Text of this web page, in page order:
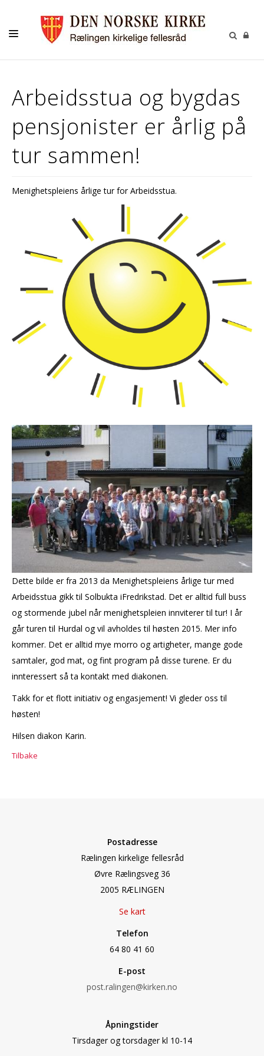
KALENDER
BARNEHAGEN
FELLESRÅDET
MENIGHETSRÅDET
UTLEIE
Arbeidsstua og bygdas
pensjonister er årlig på
tur sammen!
Menighetspleiens årlige tur for Arbeidsstua.
Dette bilde er fra 2013 da Menighetspleiens årlige tur med
Arbeidsstua gikk til Solbukta iFredrikstad. Det er alltid full buss
og stormende jubel når menighetspleien innviterer til tur! I år
går turen til Hurdal og vil avholdes til høsten 2015. Mer info
kommer. Det er alltid mye morro og artigheter, mange gode
samtaler, god mat, og fint program på disse turene. Er du
innteressert så ta kontakt med diakonen.
Takk for et flott initiativ og engasjement! Vi gleder oss til
høsten!
Hilsen diakon Karin.
Tilbake
Postadresse
Rælingen kirkelige fellesråd
Øvre Rælingsveg 36
2005 RÆLINGEN
Se kart
Telefon
64 80 41 60
E-post
post.ralingen@kirken.no
Åpningstider
Tirsdager og torsdager kl 10-14